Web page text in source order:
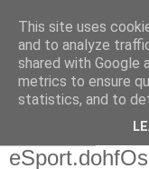
This site uses
and to analyze
shared with Google
metrics to ensure
statistics, and to